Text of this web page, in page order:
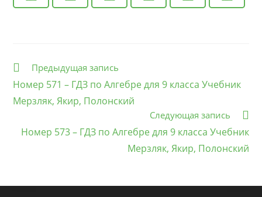
Еще
Предыдущая запись
Номер 571 – ГДЗ по Алгебре для 9 класса Учебник
Мерзляк, Якир, Полонский
Следующая запись
Номер 573 – ГДЗ по Алгебре для 9 класса Учебник
Мерзляк, Якир, Полонский